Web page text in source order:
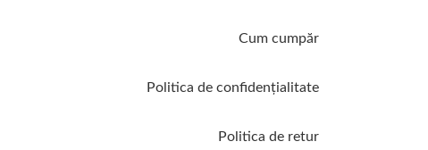
Cum cumpăr
Politica de confidenţialitate
Politica de retur